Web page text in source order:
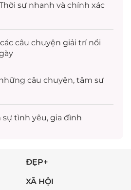
sự nhanh và chính xác
câu chuyện giải trínổi
câu chuyện, tâm sự
sự tình yêu, gia đình
ĐẸP+
XÃ HỘI